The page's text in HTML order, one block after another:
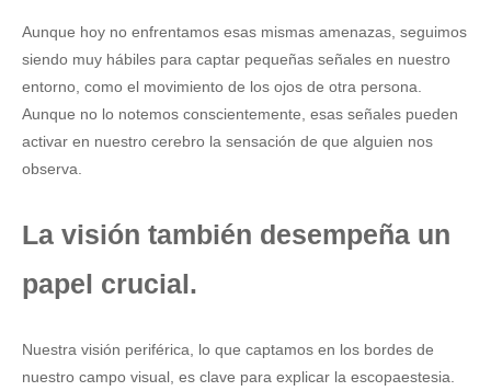
Aunque hoy no enfrentamos esas mismas amenazas, seguimos
siendo muy hábiles para captar pequeñas señales en nuestro
entorno, como el movimiento de los ojos de otra persona.
Aunque no lo notemos conscientemente, esas señales pueden
activar en nuestro cerebro la sensación de que alguien nos
observa.
La visión también desempeña un
papel crucial.
Nuestra visión periférica, lo que captamos en los bordes de
nuestro campo visual, es clave para explicar la escopaestesia.